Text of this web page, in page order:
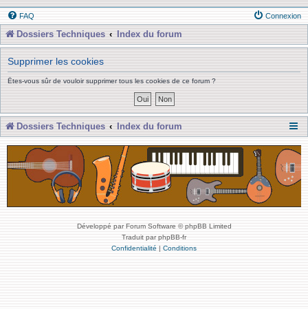
FAQ Connexion
Dossiers Techniques Index du forum
Supprimer les cookies
Êtes-vous sûr de vouloir supprimer tous les cookies de ce forum ?
Dossiers Techniques Index du forum
Développé par Forum Software © phpBB Limited
Traduit par phpBB-fr
Confidentialité | Conditions